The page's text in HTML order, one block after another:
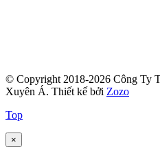
© Copyright 2018-2026 Công Ty
Xuyên Á. Thiết kế bởi Zozo
Top
×